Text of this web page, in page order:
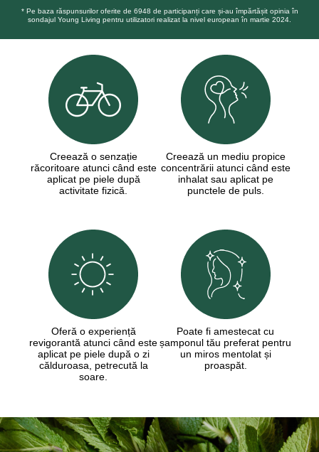
* Pe baza răspunsurilor oferite de 6948 de participanți care și-au împărtășit opinia în
sondajul Young Living pentru utilizatori realizat la nivel european în martie 2024.
Creează o senzație
răcoritoare atunci când este
aplicat pe piele după
activitate fizică.
Creează un mediu propice
concentrării atunci când este
inhalat sau aplicat pe
punctele de puls.
Oferă o experiență
revigorantă atunci când este
aplicat pe piele după o zi
călduroasa, petrecută la
soare.
Poate fi amestecat cu
șamponul tău preferat pentru
un miros mentolat și
proaspăt.